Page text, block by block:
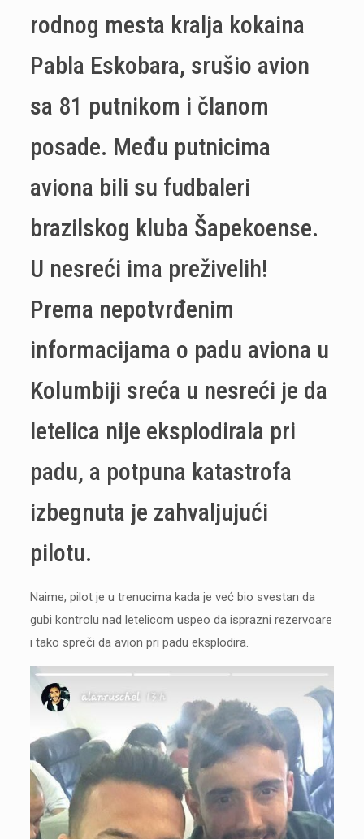
rodnog mesta kralja kokaina
Pabla Eskobara, srušio avion
sa 81 putnikom i članom
posade. Među putnicima
aviona bili su fudbaleri
brazilskog kluba Šapekoense.
U nesreći ima preživelih!
Prema nepotvrđenim
informacijama o padu aviona u
Kolumbiji sreća u nesreći je da
letelica nije eksplodirala pri
padu, a potpuna katastrofa
izbegnuta je zahvaljujući
pilotu.
Naime, pilot je u trenucima kada je već bio svestan da
gubi kontrolu nad letelicom uspeo da isprazni rezervoare
i tako spreči da avion pri padu eksplodira.